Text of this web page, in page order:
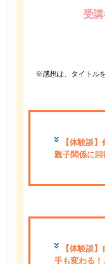
受
※感想は、タイトル
【体験談
親子関係に回
【体験談
手も変わる